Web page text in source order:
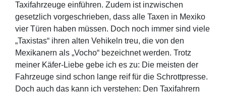
Taxifahrzeuge einführen. Zudem ist inzwischen
gesetzlich vorgeschrieben, dass alle Taxen in Mexiko
vier Türen haben müssen. Doch noch immer sind viele
„Taxistas“ ihren alten Vehikeln treu, die von den
Mexikanern als „Vocho“ bezeichnet werden. Trotz
meiner Käfer-Liebe gebe ich es zu: Die meisten der
Fahrzeuge sind schon lange reif für die Schrottpresse.
Doch auch das kann ich verstehen: Den Taxifahrern